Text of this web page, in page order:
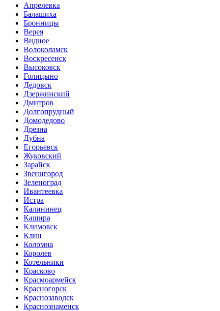
Апрелевка
Балашиха
Бронницы
Верея
Видное
Волоколамск
Воскресенск
Высоковск
Голицыно
Дедовск
Дзержинский
Дмитров
Долгопрудный
Домодедово
Дрезна
Дубна
Егорьевск
Жуковский
Зарайск
Звенигород
Зеленоград
Ивантеевка
Истра
Калининец
Кашира
Климовск
Клин
Коломна
Королев
Котельники
Красково
Красмоармейск
Красногорск
Краснозаводск
Краснознаменск